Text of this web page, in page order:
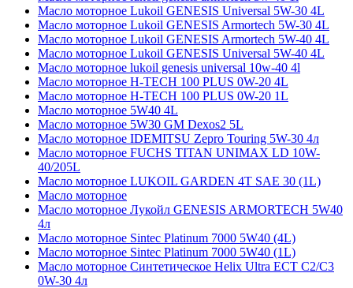
Масло моторное Lukoil GENESIS Universal 5W-30 4L
Масло моторное Lukoil GENESIS Armortech 5W-30 4L
Масло моторное Lukoil GENESIS Armortech 5W-40 4L
Масло моторное Lukoil GENESIS Universal 5W-40 4L
Масло моторное lukoil genesis universal 10w-40 4l
Масло моторное H-TECH 100 PLUS 0W-20 4L
Масло моторное H-TECH 100 PLUS 0W-20 1L
Масло моторное 5W40 4L
Масло моторное 5W30 GM Dexos2 5L
Масло моторное IDEMITSU Zepro Touring 5W-30 4л
Масло моторное FUCHS TITAN UNIMAX LD 10W-
40/205L
Масло моторное LUKOIL GARDEN 4Т SAE 30 (1L)
Масло моторное
Масло моторное Лукойл GENESIS ARMORTECH 5W40
4л
Масло моторное Sintec Platinum 7000 5W40 (4L)
Масло моторное Sintec Platinum 7000 5W40 (1L)
Масло моторное Синтетическое Helix Ultra ECT C2/C3
0W-30 4л